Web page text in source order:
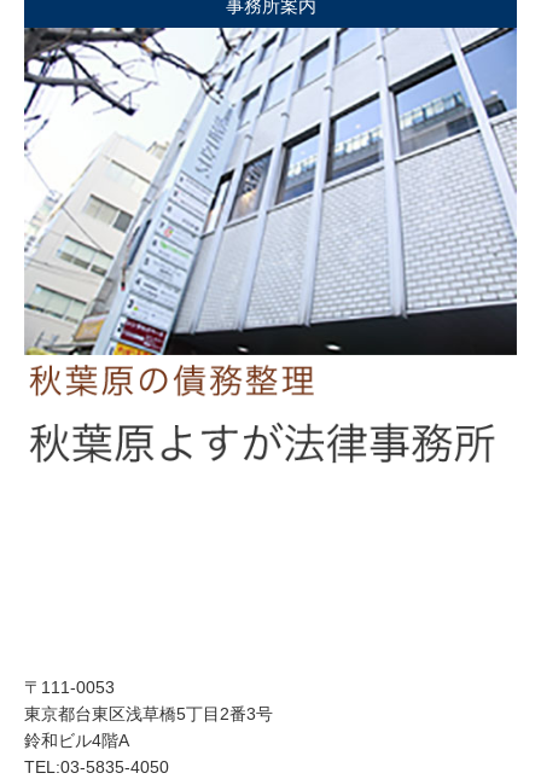
事務所案内
〒111-0053
東京都台東区浅草橋5丁目2番3号
鈴和ビル4階A
TEL:03-5835-4050